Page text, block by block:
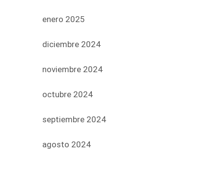
enero 2025
diciembre 2024
noviembre 2024
octubre 2024
septiembre 2024
agosto 2024